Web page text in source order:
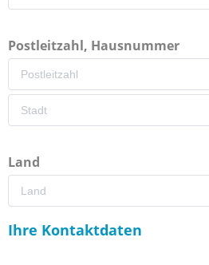
Postleitzahl, Hausnummer
Land
Ihre Kontaktdaten